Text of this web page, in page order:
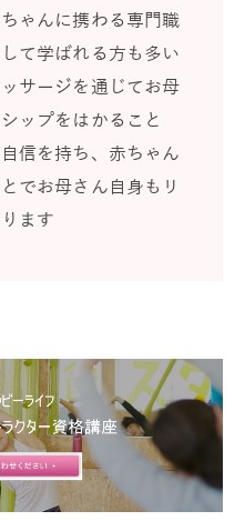
ゃんに携わる専門職
て学ばれる方も多い
サージを通じてお母
ップをはかること
信を持ち、赤ちゃん
でお母さん自身もリ
ます